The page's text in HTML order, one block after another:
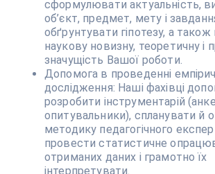
сформулювати актуальність,
об’єкт, предмет, мету і
обґрунтувати гіпотезу, а
наукову новизну, теоретичну і
значущість Вашої роботи.
Допомога в проведенні
дослідження: Наші фахівці
розробити інструментарій
опитувальники), спланувати й
методику педагогічного
провести статистичне
отриманих даних і грамотно їх
інтерпретувати.